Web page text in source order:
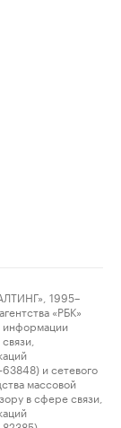
1995–
«РБК»
информации
и сетевого
массовой
в сфере связи,